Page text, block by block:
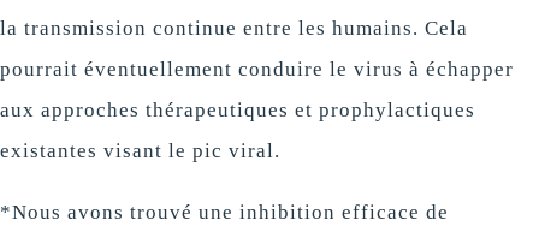
la transmission continue entre les humains. Cela
pourrait éventuellement conduire le virus à échapper
aux approches thérapeutiques et prophylactiques
existantes visant le pic viral.
*Nous avons trouvé une inhibition efficace de